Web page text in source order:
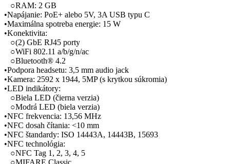
○RAM: 2 GB
•Napájanie: PoE+ alebo 5V, 3A USB typu C
•Maximálna spotreba energie: 15 W
•Konektivita:
○(2) GbE RJ45 porty
○WiFi 802.11 a/b/g/n/ac
○Bluetooth® 4.2
•Podpora headsetu: 3,5 mm audio jack
•Kamera: 2592 x 1944, 5MP (s krytkou súkromia)
•LED indikátory:
○Biela LED (čierna verzia)
○Modrá LED (biela verzia)
•NFC frekvencia: 13,56 MHz
•NFC dosah čítania: <10 mm
•NFC štandardy: ISO 14443A, 14443B, 15693
•NFC technológia:
○NFC Tag 1, 2, 3, 4, 5